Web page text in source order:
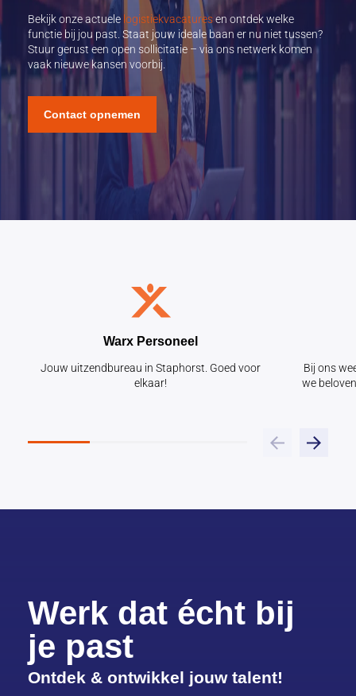
Bekijk onze actuele logistiekvacaturesen ontdek welke
functie bij jou past. Staat jouw ideale baan er nu niet tussen?
Stuur gerust een open sollicitatie – via ons netwerk komen
vaak nieuwe kansen voorbij.
Contact opnemen
Warx Personeel
Jouw uitzendbureau in Staphorst. Goed voor
elkaar!
Bij ons
we
Werk dat écht bij
je past
Ontdek & ontwikkel jouw talent!